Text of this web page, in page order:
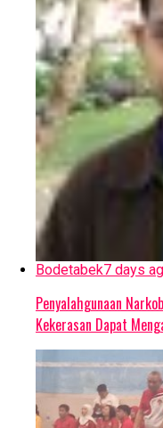
Bodetabek7 days
Penyalahgunaan
Kekerasan Dapat